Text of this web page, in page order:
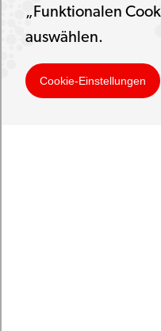
„Funktionalen
auswählen.
Cookie-Einstellungen